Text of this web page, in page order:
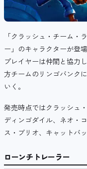
「クラッシュ・チーム・
ー」のキャラクターが登
プレイヤーは仲間と協力
方チームのリンゴバンク
いく。
発売時点ではクラッシュ
ディンゴダイル、ネオ・
ス・ブリオ、キャットバ
ローンチトレーラー